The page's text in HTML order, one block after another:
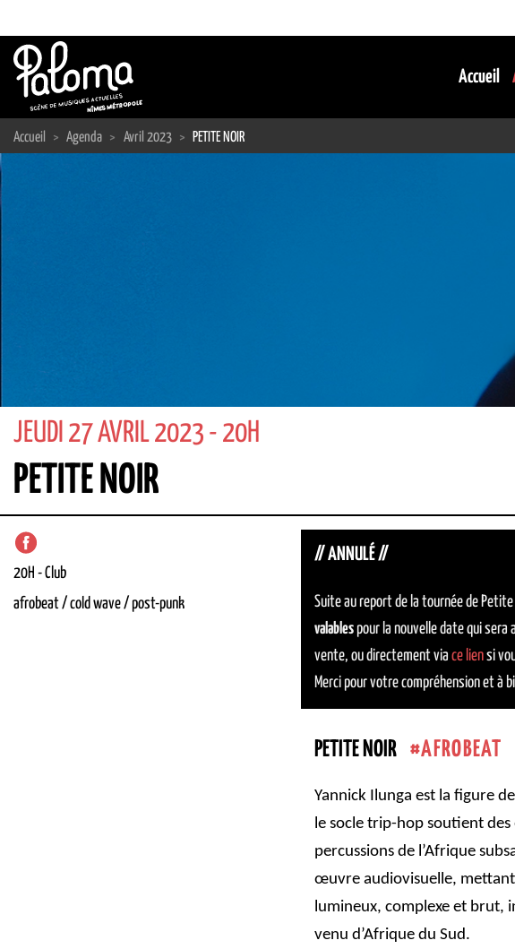
au
contenu
Accueil
Accueil > Agenda > Avril 2023 > PETITE NOIR
JEUDI 27 AVRIL 2023 - 20H
PETITE NOIR
20H -Club
afrobeat / cold wave / post-punk
// ANNULÉ //
Suite au report de la tournée de
valablespour la nouvelle date qui sera
vente, ou directement via ce liensi
Merci pour votre compréhension et à
PETITE NOIR AFROBEAT
Yannick Ilunga est la figure
le socle trip-hop soutient
percussions de l’Afrique
œuvre audiovisuelle, mettant
lumineux, complexe et brut,
venu d’Afrique du Sud.